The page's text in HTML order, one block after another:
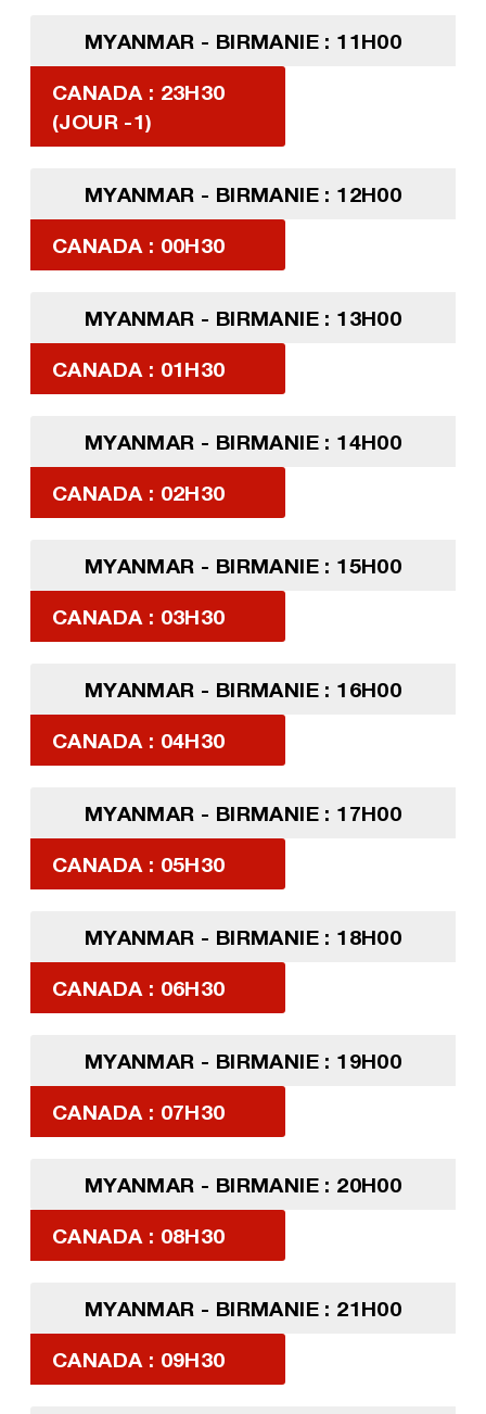
MYANMAR - BIRMANIE : 11H00
CANADA : 23H30
(JOUR -1)
MYANMAR - BIRMANIE : 12H00
CANADA : 00H30
MYANMAR - BIRMANIE : 13H00
CANADA : 01H30
MYANMAR - BIRMANIE : 14H00
CANADA : 02H30
MYANMAR - BIRMANIE : 15H00
CANADA : 03H30
MYANMAR - BIRMANIE : 16H00
CANADA : 04H30
MYANMAR - BIRMANIE : 17H00
CANADA : 05H30
MYANMAR - BIRMANIE : 18H00
CANADA : 06H30
MYANMAR - BIRMANIE : 19H00
CANADA : 07H30
MYANMAR - BIRMANIE : 20H00
CANADA : 08H30
MYANMAR - BIRMANIE : 21H00
CANADA : 09H30